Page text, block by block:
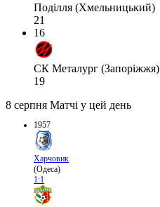
Поділля (Хмельницький)
21
16
СК Металург (Запоріжжя)
19
8 серпня Матчі у цей день
1957
Харчовик
(Одеса)
1:1